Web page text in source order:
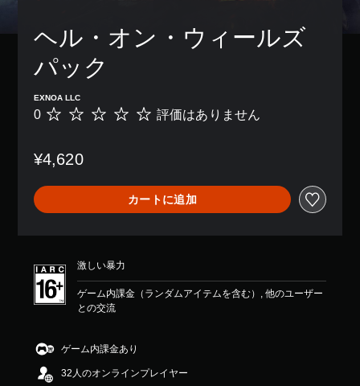
ヘル・オン・ウィールズ
パック
EXNOA LLC
評
あ
ま
せ
ん
0 評価はありません
¥4,620
カートに追加
激しい暴力
ゲーム内課金（ランダムアイテムを含む）, 他のユーザー
との交流
ゲーム内課金あり
32人のオンラインプレイヤー